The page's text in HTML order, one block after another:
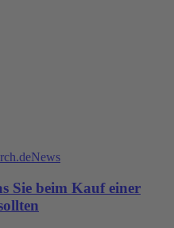
News
Sie beim Kauf einer